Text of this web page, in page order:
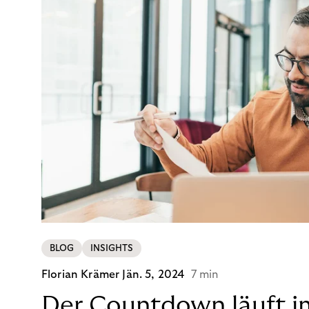
BLOG INSIGHTS
Florian Krämer Jän. 5, 2024 7 min